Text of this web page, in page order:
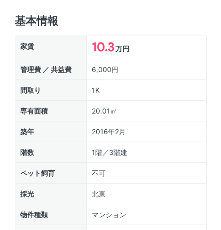
基本情報
家賃 10.3万円
管理費 ／ 共益費 6,000円
間取り 1K
専有面積 20.01㎡
築年 2016年2月
階数 1階／3階建
ペット飼育 不可
採光 北東
物件種類 マンション